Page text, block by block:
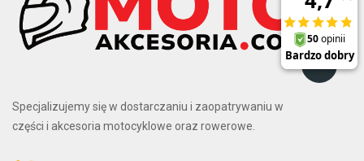
Specjalizujemy się w dostarczaniu i zaopatrywaniu w
części i akcesoria motocyklowe oraz rowerowe.